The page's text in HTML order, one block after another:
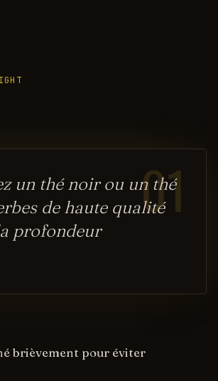
01
un thé noir ou un thé
de haute qualité
profondeur
brièvement pour éviter